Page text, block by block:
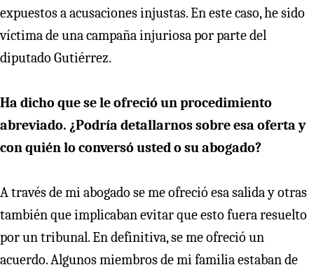
expuestos a acusaciones injustas. En este caso, he sido
víctima de una campaña injuriosa por parte del
diputado Gutiérrez.
Ha dicho que se le ofreció un procedimiento
abreviado. ¿Podría detallarnos sobre esa oferta y
con quién lo conversó usted o su abogado?
A través de mi abogado se me ofreció esa salida y otras
también que implicaban evitar que esto fuera resuelto
por un tribunal. En definitiva, se me ofreció un
acuerdo. Algunos miembros de mi familia estaban de